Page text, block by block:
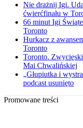
Nie drażnij Igi.
ćwierćfinału w
66 minut Igi
Toronto
Hurkacz z
Toronto
Toronto.
Mai Chwalińskiej
„Głupiutka i
podcast usunięto
Promowane treści